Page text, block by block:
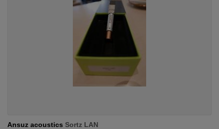
Ansuz acoustics Sortz LAN